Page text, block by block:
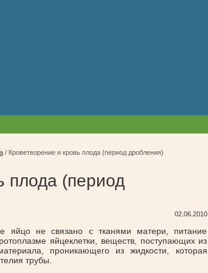
/ Кроветворение и кровь плода (период дробления)
плода (период
02.06.2010
яйцо не связано с тканями матери, питание
яйцеклетки, веществ, поступающих из
проникающего из жидкости, которая
трубы.